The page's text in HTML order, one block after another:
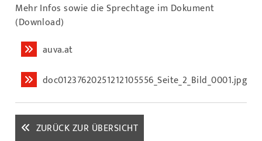
Mehr Infos sowie die Sprechtage im Dokument
(Download)
auva.at
doc01237620251212105556_Seite_2_Bild_0001.jpg
ZURÜCK ZUR ÜBERSICHT